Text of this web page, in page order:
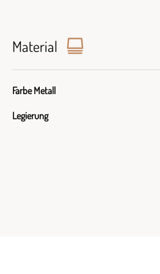
Material
Farbe Metall
Legierung